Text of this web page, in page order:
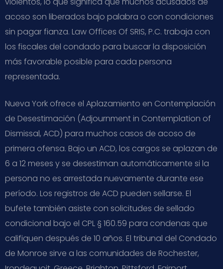
acoso son liberados bajo palabra o con condiciones
sin pagar fianza. Law Offices Of SRIS, P.C. trabaja con
los fiscales del condado para buscar la disposición
más favorable posible para cada persona
representada.
Nueva York ofrece el Aplazamiento en Contemplación
de Desestimación (Adjournment in Contemplation of
Dismissal, ACD) para muchos casos de acoso de
primera ofensa. Bajo un ACD, los cargos se aplazan de
6 a 12 meses y se desestiman automáticamente si la
persona no es arrestada nuevamente durante ese
período. Los registros de ACD pueden sellarse. El
bufete también asiste con solicitudes de sellado
condicional bajo el CPL § 160.59 para condenas que
califiquen después de 10 años. El tribunal del Condado
de Monroe sirve a las comunidades de Rochester,